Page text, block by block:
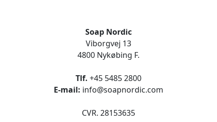
Soap Nordic
Viborgvej 13
4800 Nykøbing F.
Tlf. +45 5485 2800
E-mail: info@soapnordic.com
CVR. 28153635